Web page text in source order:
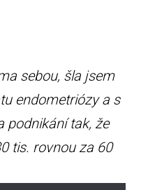
sebou, šla jsem
endometriózy a s
podnikání tak, že
tis. rovnou za 60